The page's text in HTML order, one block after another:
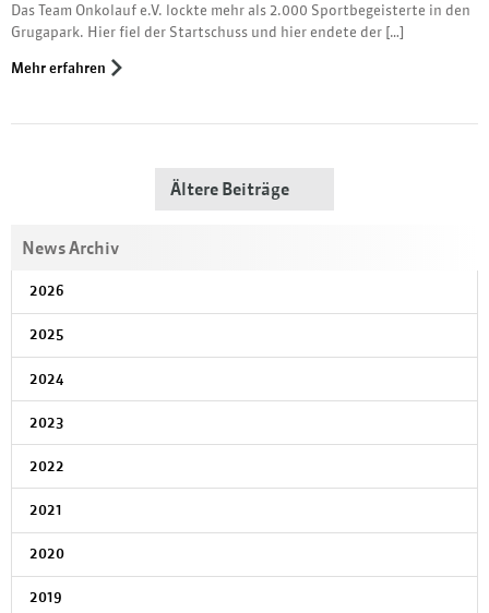
Das Team Onkolauf e.V. lockte mehr als 2.000 Sportbegeisterte in den
Grugapark. Hier fiel der Startschuss und hier endete der […]
Mehr erfahren
Ältere Beiträge
News Archiv
2026
2025
2024
2023
2022
2021
2020
2019